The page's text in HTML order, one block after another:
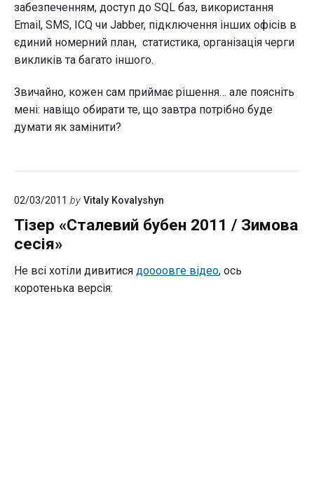
забезпеченням, доступ до SQL баз, використання
Email, SMS, ICQ чи Jabber, підключення інших офісів в
єдиний номерний план, статистика, організація черги
викликів та багато іншого.
Звичайно, кожен сам приймає рішення… але поясніть
мені: навіщо обирати те, що завтра потрібно буде
думати як замінити?
02/03/2011 by Vitaly Kovalyshyn
Тізер «Сталевий бубен 2011 / Зимова
сесія»
Не всі хотіли дивитися доооовге відео, ось
коротенька версія: